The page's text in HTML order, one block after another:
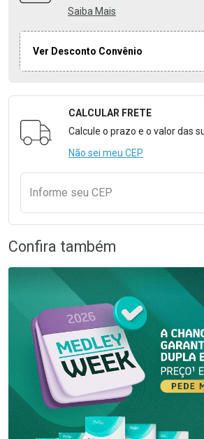
Saiba Mais
Ver Desconto Convênio
Formulário para Calcular o
CALCULAR FRETE
Calcule o prazo e o valor das
Não sei meu CEP
Informe seu CEP
Confira também